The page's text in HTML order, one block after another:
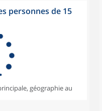
personnes de 15
géographie au